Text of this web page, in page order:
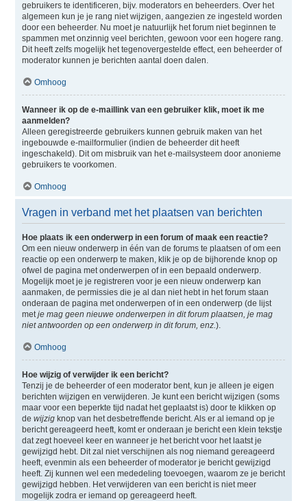
gebruikers te identificeren, bijv. moderators en beheerders. Over het
algemeen kun je je rang niet wijzigen, aangezien ze ingesteld worden
door een beheerder. Nu moet je natuurlijk het forum niet beginnen te
spammen met onzinnig veel berichten, gewoon voor een hogere rang.
Dit heeft zelfs mogelijk het tegenovergestelde effect, een beheerder of
moderator kunnen je berichten aantal doen dalen.
Omhoog
Wanneer ik op de e-maillink van een gebruiker klik, moet ik me
aanmelden?
Alleen geregistreerde gebruikers kunnen gebruik maken van het
ingebouwde e-mailformulier (indien de beheerder dit heeft
ingeschakeld). Dit om misbruik van het e-mailsysteem door anonieme
gebruikers te voorkomen.
Omhoog
Vragen in verband met het plaatsen van berichten
Hoe plaats ik een onderwerp in een forum of maak een reactie?
Om een nieuw onderwerp in één van de forums te plaatsen of om een
reactie op een onderwerp te maken, klik je op de bijhorende knop op
ofwel de pagina met onderwerpen of in een bepaald onderwerp.
Mogelijk moet je je registreren voor je een nieuw onderwerp kan
aanmaken, de permissies die je al dan niet hebt in het forum staan
onderaan de pagina met onderwerpen of in een onderwerp (de lijst
metje mag geen nieuwe onderwerpen in dit forum plaatsen, je mag
niet antwoorden op een onderwerp in dit forum, enz.).
Omhoog
Hoe wijzig of verwijder ik een bericht?
Tenzij je de beheerder of een moderator bent, kun je alleen je eigen
berichten wijzigen en verwijderen. Je kunt een bericht wijzigen (soms
maar voor een beperkte tijd nadat het geplaatst is) door te klikken op
de wijzigknop van het desbetreffende bericht. Als er al iemand op je
bericht gereageerd heeft, komt er onderaan je bericht een klein tekstje
dat zegt hoeveel keer en wanneer je het bericht voor het laatst je
gewijzigd hebt. Dit zal niet verschijnen als nog niemand gereageerd
heeft, evenmin als een beheerder of moderator je bericht gewijzigd
heeft. Zij kunnen wel een mededeling toevoegen, waarom ze je bericht
gewijzigd hebben. Het verwijderen van een bericht is niet meer
mogelijk zodra er iemand op gereageerd heeft.